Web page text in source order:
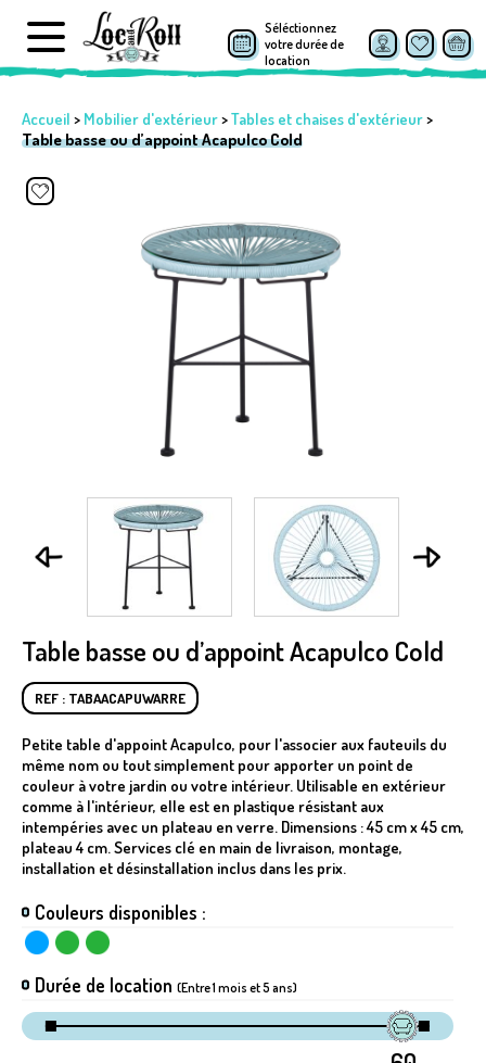
Séléctionnez
votre durée de
location
Accueil > Mobilier d'extérieur>Tables et chaises d'extérieur>
Table basse ou d’appoint Acapulco Cold
Table basse ou d’appoint Acapulco Cold
REF : TABAACAPUWARRE
Petite table d'appoint Acapulco, pour l'associer aux fauteuils du
même nom ou tout simplement pour apporter un point de
couleur à votre jardin ou votre intérieur. Utilisable en extérieur
comme à l'intérieur, elle est en plastique résistant aux
intempéries avec un plateau en verre. Dimensions : 45 cm x 45 cm,
plateau 4 cm. Services clé en main de livraison, montage,
installation et désinstallation inclus dans les prix.
Couleurs disponibles :
Durée de location (Entre 1 mois et 5 ans)